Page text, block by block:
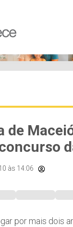
de
às 14:06
por mais dois